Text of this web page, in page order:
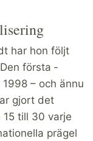
har hon följt
första
– och ännu
gjort det
till 30 varje
prägel